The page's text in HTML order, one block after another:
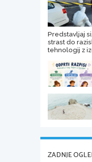
Predstavljaj
strast do
tehnologij z
ZADNJE